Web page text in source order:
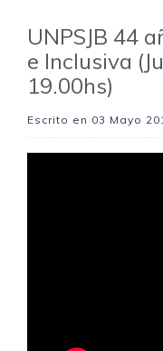
UNPSJB 44
e Inclusiva
19.00hs)
Escrito en 03 Mayo